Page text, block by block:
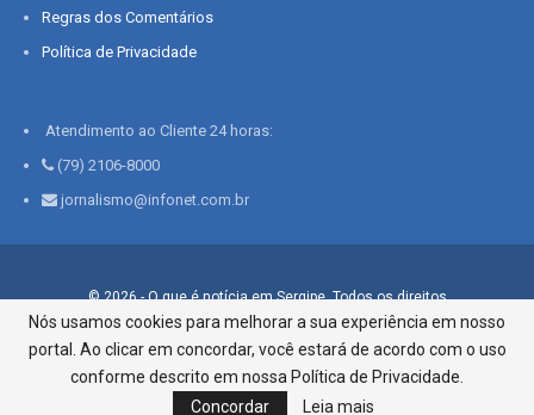
Regras dos Comentários
Política de Privacidade
Atendimento ao Cliente 24 horas:
(79) 2106-8000
jornalismo@infonet.com.br
© 2026 - O que é notícia em Sergipe. Todos os direitos
reservados.
Infonet - Rua Monsenhor Silveira 276, Bairro São José |
Aracaju-SE, CEP 49015-030, Fone: 79.2106.8000 - CI Centro de
Informações LTDA
Nós usamos cookies para melhorar a sua experiência em nosso
portal. Ao clicar em concordar, você estará de acordo com o uso
conforme descrito em nossa Política de Privacidade.
Concordar
Leia mais